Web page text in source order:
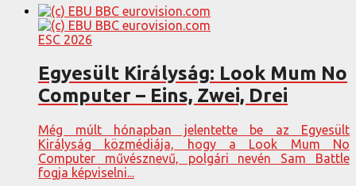
ESC 2026
Egyesült Királyság: Look Mum No
Computer – Eins, Zwei, Drei
Még múlt hónapban jelentette be az Egyesült
Királyság közmédiája, hogy a Look Mum No
Computer művésznevű, polgári nevén Sam Battle
fogja képviselni...